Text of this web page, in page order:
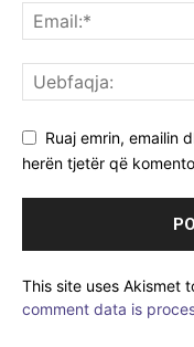
Ruaj emrin, emailin
herën tjetër që
This site uses Akismet
comment data is